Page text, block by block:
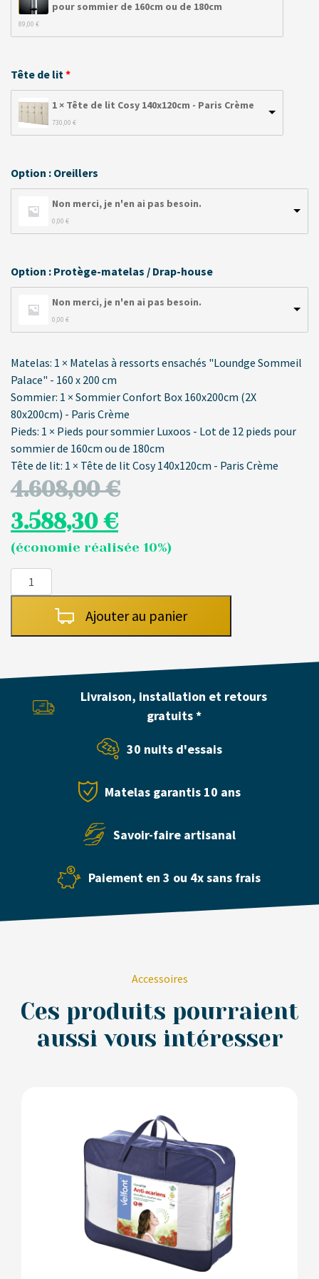
pour sommier de 160cm ou de 180cm
89,00 €
Tête de lit
1 × Tête de lit Cosy 140x120cm - Paris Crème
730,00 €
Option : Oreillers
Non merci, je n'en ai pas besoin.
0,00 €
Option : Protège-matelas / Drap-house
Non merci, je n'en ai pas besoin.
0,00 €
Matelas: 1 × Matelas à ressorts ensachés "Loundge Sommeil
Palace" - 160 x 200 cm
Sommier: 1 × Sommier Confort Box 160x200cm (2X
80x200cm) - Paris Crème
Pieds: 1 × Pieds pour sommier Luxoos - Lot de 12 pieds pour
sommier de 160cm ou de 180cm
Tête de lit: 1 × Tête de lit Cosy 140x120cm - Paris Crème
4.608,00€
3.588,30 €
(économie réalisée 10%)
quantité
de
Ensemble
160x200cm
Ajouter au panier
Livraison, installation et retours
gratuits *
30 nuits d'essais
Matelas garantis 10 ans
Savoir-faire artisanal
Paiement en 3 ou 4x sans frais
Accessoires
Ces produits pourraient
aussi vous intéresser